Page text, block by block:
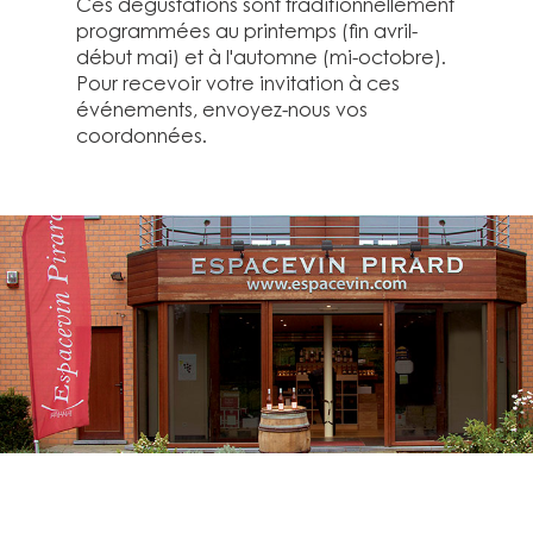
Ces dégustations sont traditionnellement
programmées au printemps (fin avril-
début mai) et à l'automne (mi-octobre).
Pour recevoir votre invitation à ces
événements, envoyez-nous vos
coordonnées.